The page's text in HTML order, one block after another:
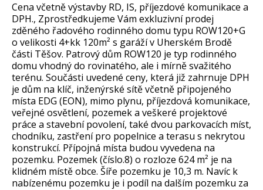
Cena včetně výstavby RD, IS, příjezdové komunikace a
DPH., Zprostředkujeme Vám exkluzivní prodej
zděného řadového rodinného domu typu ROW120+G
o velikosti 4+kk 120m² s garáží v Uherském Brodě
části Těšov. Patrový dům ROW120 je typ rodinného
domu vhodný do rovinatého, ale i mírně svažitého
terénu. Součásti uvedené ceny, která již zahrnuje DPH
je dům na klíč, inženýrské sítě včetně připojeného
místa EDG (EON), mimo plynu, příjezdová komunikace,
veřejné osvětlení, pozemek a veškeré projektové
práce a stavební povolení, také dvou parkovacích míst,
chodníku, zastření pro popelnice a terasu s nekrytou
konstrukcí. Přípojná místa budou vyvedena na
pozemku. Pozemek (číslo.8) o rozloze 624 m² je na
klidném místě obce. Šíře pozemku je 10,3 m. Navíc k
nabízenému pozemku je i podíl na dalším pozemku za